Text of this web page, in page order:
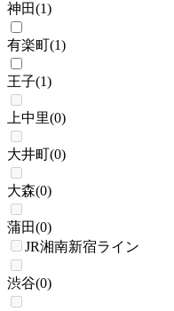
神田(1)
有楽町(1)
王子(1)
上中里(0)
大井町(0)
大森(0)
蒲田(0)
JR湘南新宿ライン
渋谷(0)